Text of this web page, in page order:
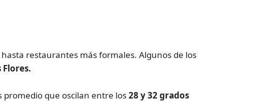
restaurantes más formales. Algunos de los
que oscilan entre los28 y 32 grados